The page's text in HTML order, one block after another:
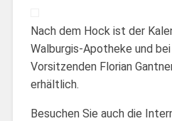
Nach dem Hock ist der
Walburgis-Apotheke und
Vorsitzenden Florian
erhältlich.
Besuchen Sie auch die